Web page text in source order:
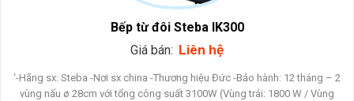
Bếp từ đôi Steba IK300
Giá bán: Liên hệ
‘-Hãng sx: Steba -Nơi sx china -Thương hiệu Đức -Bảo hành: 12 tháng – 2
vùng nấu ø 28cm với tổng công suất 3100W (Vùng trái: 1800 W / Vùng